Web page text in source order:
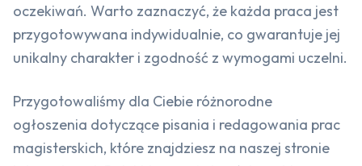
oczekiwań. Warto zaznaczyć, że każda praca jest
przygotowywana indywidualnie, co gwarantuje jej
unikalny charakter i zgodność z wymogami uczelni.
Przygotowaliśmy dla Ciebie różnorodne
ogłoszenia dotyczące pisania i redagowania prac
magisterskich, które znajdziesz na naszej stronie